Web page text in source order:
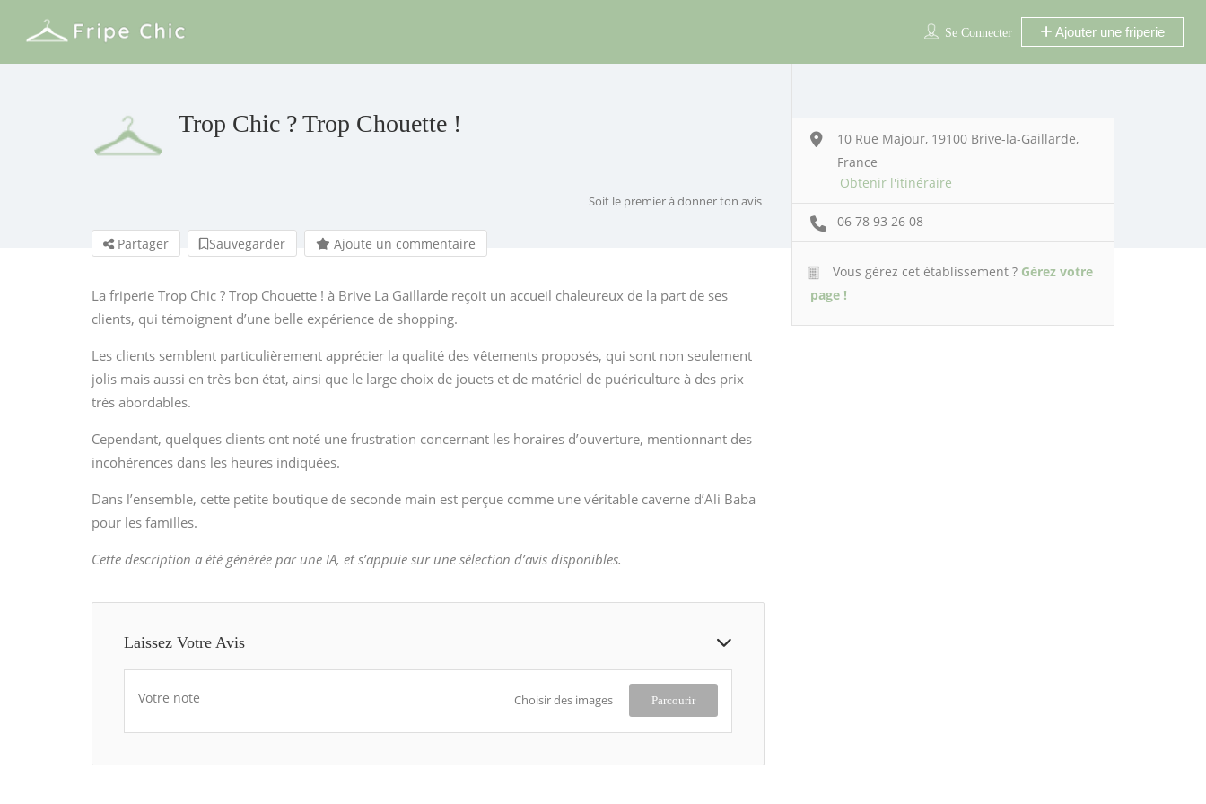
Se Connecter Ajouter une friperie
Trop Chic ? Trop Chouette !
Soit le premier à donner ton avis
Partager Sauvegarder Ajoute un commentaire
La friperie Trop Chic ? Trop Chouette ! à Brive La Gaillarde reçoit un accueil chaleureux de la part de ses
clients, qui témoignent d’une belle expérience de shopping.
Les clients semblent particulièrement apprécier la qualité des vêtements proposés, qui sont non seulement
jolis mais aussi en très bon état, ainsi que le large choix de jouets et de matériel de puériculture à des prix
très abordables.
Cependant, quelques clients ont noté une frustration concernant les horaires d’ouverture, mentionnant des
incohérences dans les heures indiquées.
Dans l’ensemble, cette petite boutique de seconde main est perçue comme une véritable caverne d’Ali Baba
pour les familles.
Cette description a été générée par une IA, et s’appuie sur une sélection d’avis disponibles.
Laissez Votre Avis
Votre note Choisir des images Parcourir
10 Rue Majour, 19100 Brive-la-Gaillarde,
France
Obtenir l'itinéraire
06 78 93 26 08
Vous gérez cet établissement ? Gérez votre
page !